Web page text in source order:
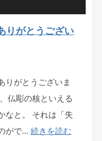
りがとうござい
りがとうございま
仏彫の核といえる
なと。 それは「失
がで…続きを読む